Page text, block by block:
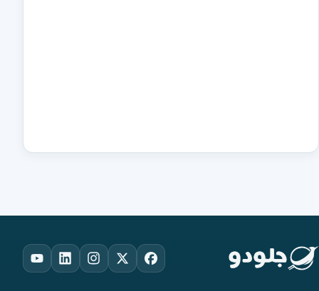
Facebook
X
Instagram
LinkedIn